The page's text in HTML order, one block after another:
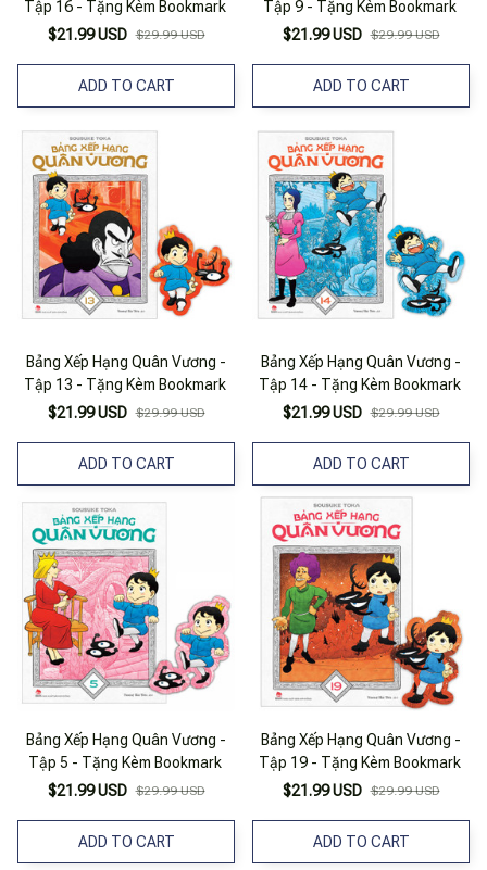
Tập 16 - Tặng Kèm Bookmark
$21.99 USD $29.99 USD
ADD TO CART
Tập 9 - Tặng Kèm Bookmark
$21.99 USD $29.99 USD
ADD TO CART
Bảng Xếp Hạng Quân Vương -
Tập 13 - Tặng Kèm Bookmark
$21.99 USD $29.99 USD
ADD TO CART
Bảng Xếp Hạng Quân Vương -
Tập 14 - Tặng Kèm Bookmark
$21.99 USD $29.99 USD
ADD TO CART
Bảng Xếp Hạng Quân Vương -
Tập 5 - Tặng Kèm Bookmark
$21.99 USD $29.99 USD
ADD TO CART
Bảng Xếp Hạng Quân Vương -
Tập 19 - Tặng Kèm Bookmark
$21.99 USD $29.99 USD
ADD TO CART